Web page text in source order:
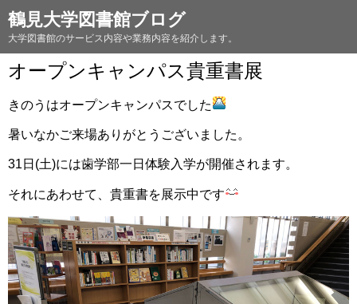
鶴見大学図書館ブログ
大学図書館のサービス内容や業務内容を紹介します。
オープンキャンパス貴重書展
きのうはオープンキャンパスでした
暑いなかご来場ありがとうございました。
31日(土)には歯学部一日体験入学が開催されます。
それにあわせて、貴重書を展示中です